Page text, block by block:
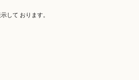
して おります。